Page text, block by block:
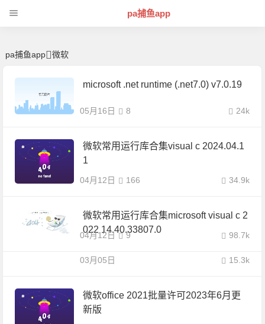
pa捕鱼app
pa捕鱼app 微软
microsoft .net runtime (.net7.0) v7.0.19
05月16日 24k
8
微软常用运行库合集visual c 2024.04.1
1
04月12日 34.9k
166
微软常用运行库合集microsoft visual c 2
022 14.40.33807.0
04月12日 98.7k
9
03月05日 15.3k
微软office 2021批量许可2023年6月更
新版